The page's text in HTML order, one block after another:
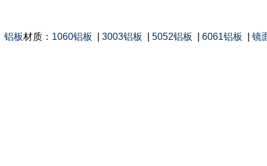
铝板材质： 1060铝板 3003铝板 5052铝板 6061铝板 镜